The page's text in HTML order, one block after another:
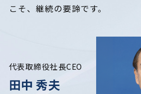
こそ、継続の要諦です。
代表取締役社長CEO
田中 秀夫